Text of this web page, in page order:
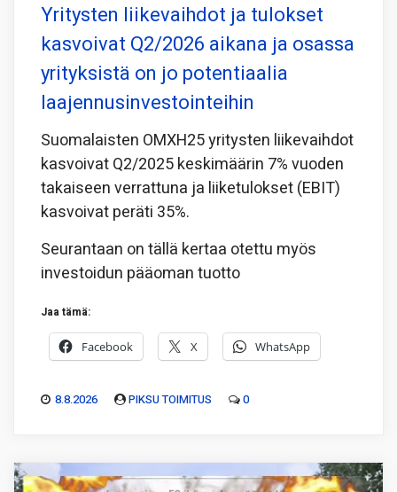
Yritysten liikevaihdot ja tulokset
kasvoivat Q2/2026 aikana ja osassa
yrityksistä on jo potentiaalia
laajennusinvestointeihin
Suomalaisten OMXH25 yritysten liikevaihdot
kasvoivat Q2/2025 keskimäärin 7% vuoden
takaiseen verrattuna ja liiketulokset (EBIT)
kasvoivat peräti 35%.
Seurantaan on tällä kertaa otettu myös
investoidun pääoman tuotto
Jaa tämä:
Facebook X WhatsApp
8.8.2026 PIKSU TOIMITUS 0